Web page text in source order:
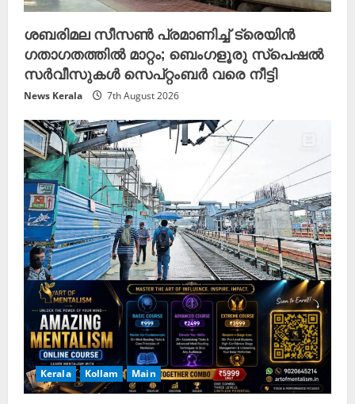
ശബരിമല സീസൺ പ്രമാണിച്ച് ട്രെയിൻ
ഗതാഗതത്തിൽ മാറ്റം; ബെംഗളൂരു സ്പെഷൽ
സർവീസുകൾ സെപ്റ്റംബർ വരെ നീട്ടി
News Kerala 7th August 2026
Kerala Kollam Main